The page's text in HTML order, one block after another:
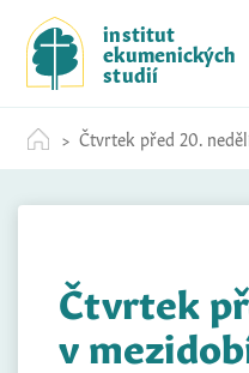
c
institut
ekumenických
studií
Čtvrtek před 20.
Čtvrtek
v